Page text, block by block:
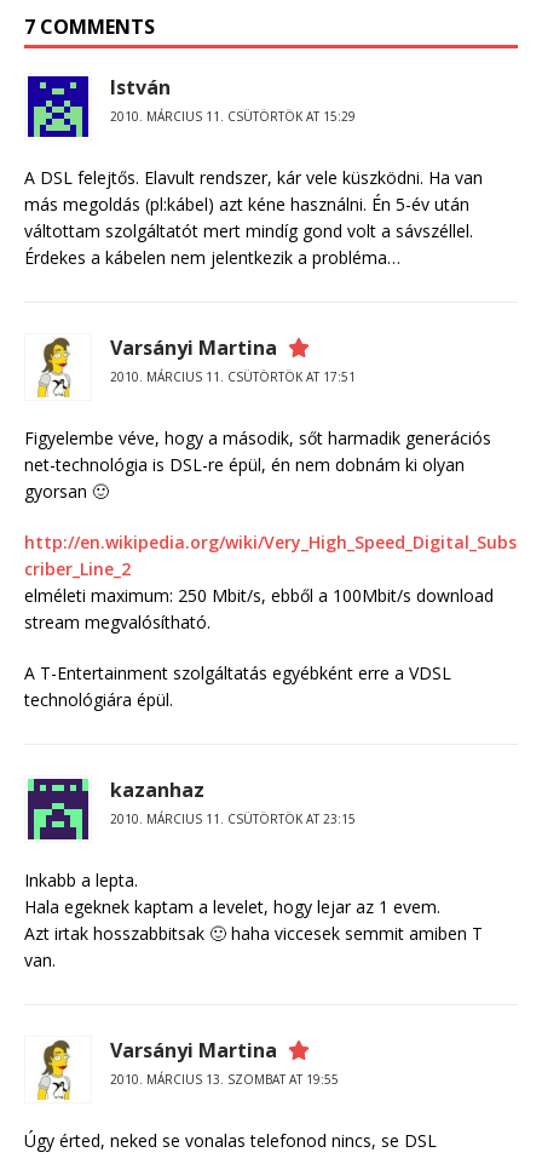
7 COMMENTS
István
2010. MÁRCIUS 11. CSÜTÖRTÖK AT 15:29
A DSL felejtős. Elavult rendszer, kár vele küszködni. Ha van
más megoldás (pl:kábel) azt kéne használni. Én 5-év után
váltottam szolgáltatót mert mindíg gond volt a sávszéllel.
Érdekes a kábelen nem jelentkezik a probléma…
Varsányi Martina
2010. MÁRCIUS 11. CSÜTÖRTÖK AT 17:51
Figyelembe véve, hogy a második, sőt harmadik generációs
net-technológia is DSL-re épül, én nem dobnám ki olyan
gyorsan 🙂
http://en.wikipedia.org/wiki/Very_High_Speed_Digital_Subs
criber_Line_2
elméleti maximum: 250 Mbit/s, ebből a 100Mbit/s download
stream megvalósítható.
A T-Entertainment szolgáltatás egyébként erre a VDSL
technológiára épül.
kazanhaz
2010. MÁRCIUS 11. CSÜTÖRTÖK AT 23:15
Inkabb a lepta.
Hala egeknek kaptam a levelet, hogy lejar az 1 evem.
Azt irtak hosszabbitsak 🙂 haha viccesek semmit amiben T
van.
Varsányi Martina
2010. MÁRCIUS 13. SZOMBAT AT 19:55
Úgy érted, neked se vonalas telefonod nincs, se DSL